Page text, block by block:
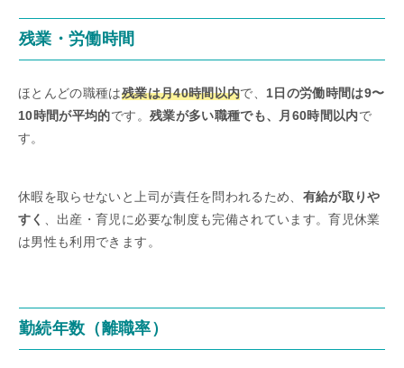
残業・労働時間
ほとんどの職種は残業は月40時間以内で、 1日の労働時間は9〜
10時間が平均的です。 残業が多い職種でも、月60時間以内で
す。
休暇を取らせないと上司が責任を問われるため、 有給が取りや
すく 、出産・育児に必要な制度も完備されています。育児休業
は男性も利用できます。
勤続年数（離職率）